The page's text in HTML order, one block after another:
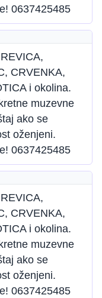
0637425485
CRVENKA,
i okolina.
muzevne
ako se
oženjeni.
0637425485
CRVENKA,
i okolina.
muzevne
ako se
oženjeni.
0637425485